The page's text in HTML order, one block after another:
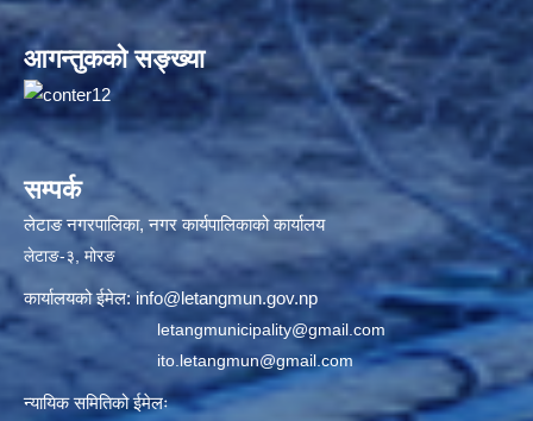
आगन्तुकको सङ्ख्या
सम्पर्क
लेटाङ नगरपालिका, नगर कार्यपालिकाको कार्यालय
लेटाङ-३, मोरङ
कार्यालयको ईमेल:info@letangmun.gov.np
letangmunicipality@gmail.com
ito.letangmun@gmail.com
न्यायिक समितिको ईमेलः